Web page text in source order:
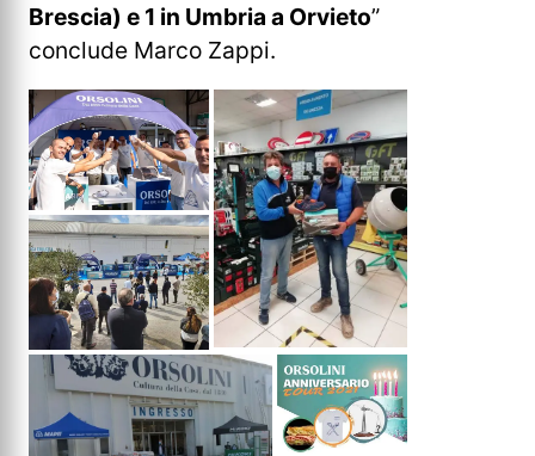
Brescia) e 1 in Umbria a Orvieto”
conclude Marco Zappi.